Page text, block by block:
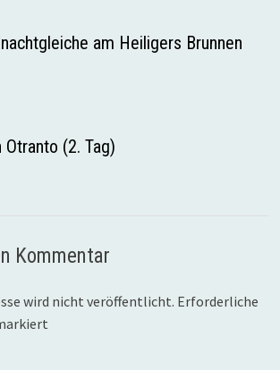
am Heiligers Brunnen
(2. Tag)
Kommentar
wird nicht veröffentlicht. Erforderliche